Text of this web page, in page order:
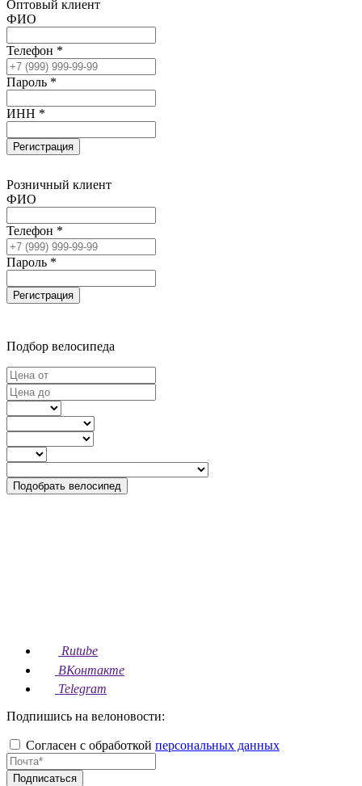
Оптовый клиент
ФИО
Телефон *
Пароль *
ИНН *
Регистрация
Розничный клиент
ФИО
Телефон *
Пароль *
Регистрация
Подбор велосипеда
Подобрать велосипед
Rutube
ВКонтакте
Telegram
Подпишись на велоновости:
Согласен с обработкой персональных данных
Подписаться